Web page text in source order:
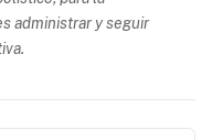
administrar y seguir